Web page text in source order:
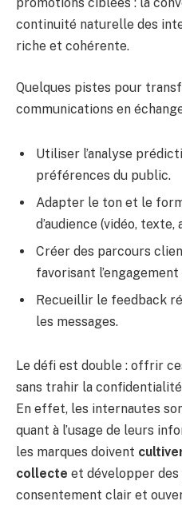
promotions ciblées : la
continuité naturelle des
riche et cohérente.
Quelques pistes pour
communications en
Utiliser l’analyse
préférences du public.
Adapter le ton et le
d’audience (vidéo, texte,
Créer des parcours
favorisant
Recueillir le feedback
les messages.
Le défi est double : offrir
sans trahir la
En effet, les internautes
quant à l’usage de leurs
les marques doivent
collecte et développer
consentement clair et